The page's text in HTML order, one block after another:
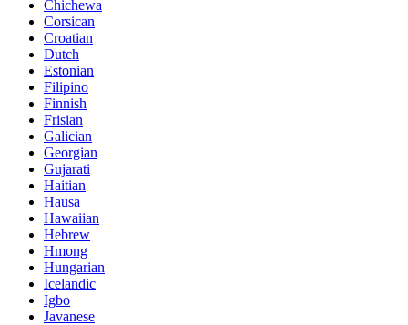
Chichewa
Corsican
Croatian
Dutch
Estonian
Filipino
Finnish
Frisian
Galician
Georgian
Gujarati
Haitian
Hausa
Hawaiian
Hebrew
Hmong
Hungarian
Icelandic
Igbo
Javanese